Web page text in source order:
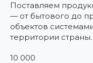
Поставляем
— от бытового до
объектов
территории страны.
10 000